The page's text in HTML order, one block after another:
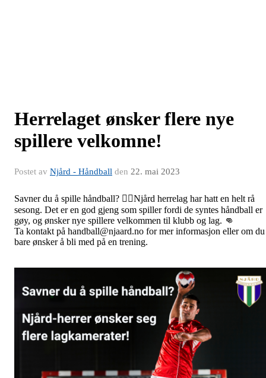
Herrelaget ønsker flere nye
spillere velkomne!
Postet av Njård - Håndball den 22. mai 2023
Savner du å spille håndball? 🤾‍♂️Njård herrelag har hatt en helt rå
sesong. Det er en god gjeng som spiller fordi de syntes håndball er
gøy, og ønsker nye spillere velkommen til klubb og lag. 👊
Ta kontakt på handball@njaard.no for mer informasjon eller om du
bare ønsker å bli med på en trening.